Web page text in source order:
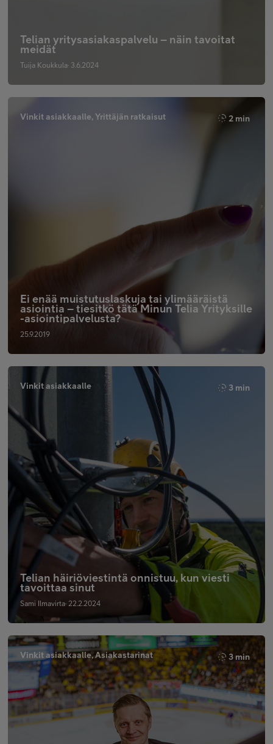
Telian yritysasiakaspalvelu – näin tavoitat
meidät
Tuija Koukkula· 3.6.2024
Vinkit asiakkaalle, Yrittäjän ratkaisut 2 min
Ei enää muistutuslaskuja tai ylimääräistä
asiointia – tiesitkö tätä Minun Telia Yrityksille
-asiointipalvelusta?
25.9.2019
Vinkit asiakkaalle 3 min
Telian häiriöviestintä onnistuu, kun viesti
tavoittaa sinut
Sami Ilmavirta· 22.2.2024
Vinkit asiakkaalle, Asiakastarinat 3 min